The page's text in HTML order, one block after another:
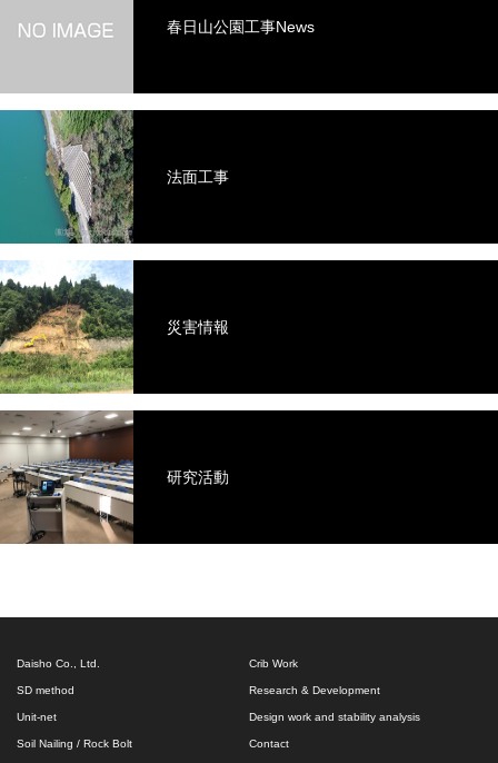
春日山公園工事News
法面工事
災害情報
研究活動
Daisho Co., Ltd.
SD method
Unit-net
Soil Nailing / Rock Bolt
Crib Work
Research & Development
Design work and stability analysis
Contact